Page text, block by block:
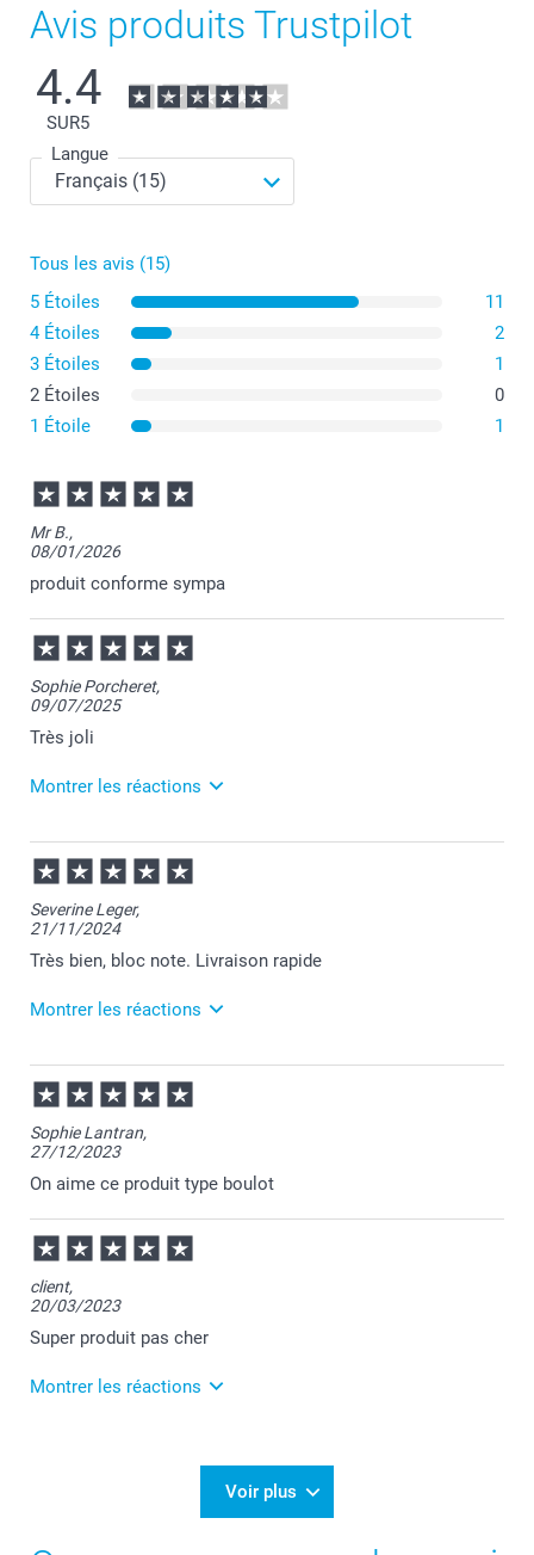
Avis produits Trustpilot
4.4
SUR5
Langue
Tous les avis (15)
5 Étoiles
11
4 Étoiles
2
3 Étoiles
1
2 Étoiles
0
1 Étoile
1
Mr B.,
08/01/2026
produit conforme sympa
Sophie Porcheret,
09/07/2025
Très joli
Montrer les réactions
10/07/2025
07:22
Merci Sophie pour vos chouettes commentaires.
Votre satisfaction est pour nous très importante.
Au plaisir de vous retrouver sur Smartphoto.
Bien à vous,
Florence@smartphoto
Severine Leger,
21/11/2024
Très bien, bloc note. Livraison rapide
Montrer les réactions
22/11/2024
07:42
Bonjour Séverine,
Je vous remercie pour votre commande et je suis
heureuse que votre bloc-notes vous plaise.
Je vous souhaite une belle journée.
Cordialement,
Florence@smartphoto
Sophie Lantran,
27/12/2023
On aime ce produit type boulot
client,
20/03/2023
Super produit pas cher
Montrer les réactions
Voir plus